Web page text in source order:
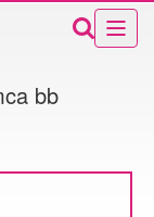
bb